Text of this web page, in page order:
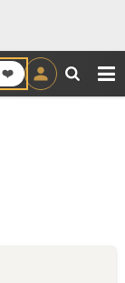
❤️